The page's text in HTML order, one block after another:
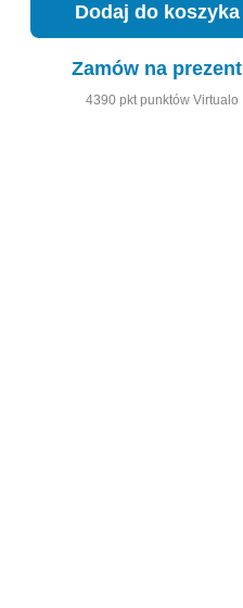
Dodaj do koszyka
Zamów na prezent
4390pkt punktów Virtualo